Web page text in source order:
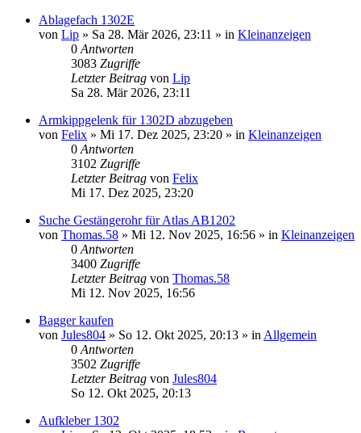
Ablagefach 1302E
von Lip » Sa 28. Mär 2026, 23:11 » in Kleinanzeigen
0 Antworten
3083 Zugriffe
Letzter Beitrag von Lip
Sa 28. Mär 2026, 23:11
Armkippgelenk für 1302D abzugeben
von Felix » Mi 17. Dez 2025, 23:20 » in Kleinanzeigen
0 Antworten
3102 Zugriffe
Letzter Beitrag von Felix
Mi 17. Dez 2025, 23:20
Suche Gestängerohr für Atlas AB1202
von Thomas.58 » Mi 12. Nov 2025, 16:56 » in Kleinanzeigen
0 Antworten
3400 Zugriffe
Letzter Beitrag von Thomas.58
Mi 12. Nov 2025, 16:56
Bagger kaufen
von Jules804 » So 12. Okt 2025, 20:13 » in Allgemein
0 Antworten
3502 Zugriffe
Letzter Beitrag von Jules804
So 12. Okt 2025, 20:13
Aufkleber 1302